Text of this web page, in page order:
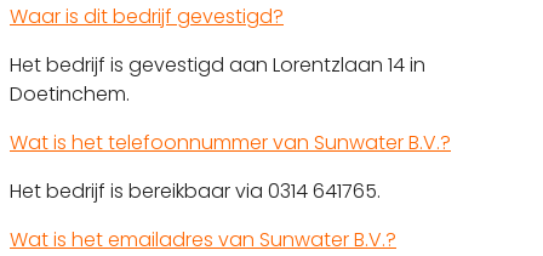
Waar is dit bedrijf gevestigd?
Het bedrijf is gevestigd aan Lorentzlaan 14 in
Doetinchem.
Wat is het telefoonnummer van Sunwater B.V.?
Het bedrijf is bereikbaar via 0314 641765.
Wat is het emailadres van Sunwater B.V.?